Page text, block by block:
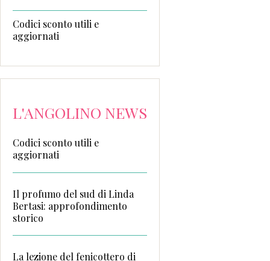
Codici sconto utili e
aggiornati
L'ANGOLINO NEWS
Codici sconto utili e
aggiornati
Il profumo del sud di Linda
Bertasi: approfondimento
storico
La lezione del fenicottero di